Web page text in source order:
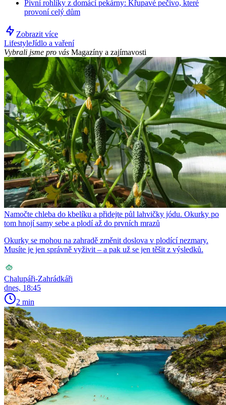
Pivní rohlíky z domácí pekárny: Křupavé pečivo, které
provoní celý dům
Zobrazit více
LifestyleJídlo a vaření
Vybrali jsme pro vás Magazíny a zajímavosti
Namočte chleba do kbelíku a přidejte půl lahvičky jódu. Okurky po
tom hnojí samy sebe a plodí až do prvních mrazů
Okurky se mohou na zahradě změnit doslova v plodící nezmary.
Musíte je jen správně vyživit – a pak už se jen těšit z výsledků.
Chalupáři-Zahrádkáři
dnes, 18:45
2 min